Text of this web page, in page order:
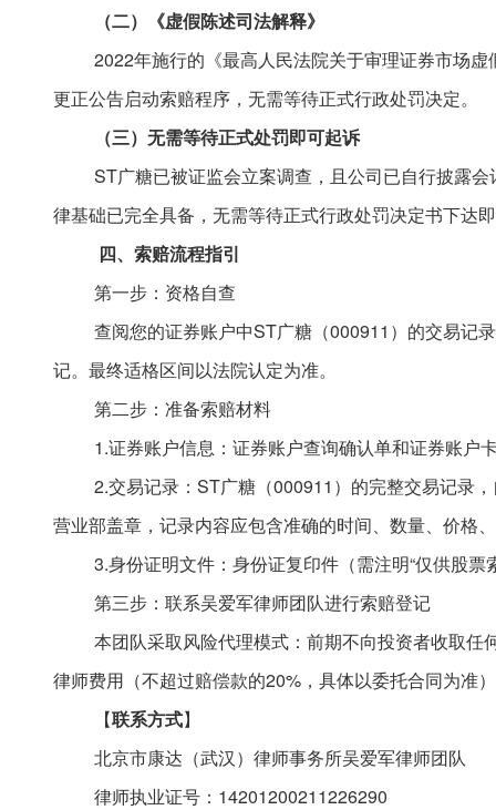
（二）《虚假陈述司法解释》
2022年施行的《最高人民法院关于审理证券市场
更正公告启动索赔程序，无需等待正式行政处罚决定。
（三）无需等待正式处罚即可起诉
ST广糖已被证监会立案调查，且公司已自行披露
律基础已完全具备，无需等待正式行政处罚决定书下达
四、索赔流程指引
第一步：资格自查
查阅您的证券账户中ST广糖（000911）的交易记
记。最终适格区间以法院认定为准。
第二步：准备索赔材料
1.证券账户信息：证券账户查询确认单和证券账户
2.交易记录：ST广糖（000911）的完整交易记录
营业部盖章，记录内容应包含准确的时间、数量、价格
3.身份证明文件：身份证复印件（需注明“仅供股票
第三步：联系吴爱军律师团队进行索赔登记
本团队采取风险代理模式：前期不向投资者收取
律师费用（不超过赔偿款的20%，具体以委托合同为准
【联系方式】
北京市康达（武汉）律师事务所吴爱军律师团队
律师执业证号： 14201200211226290